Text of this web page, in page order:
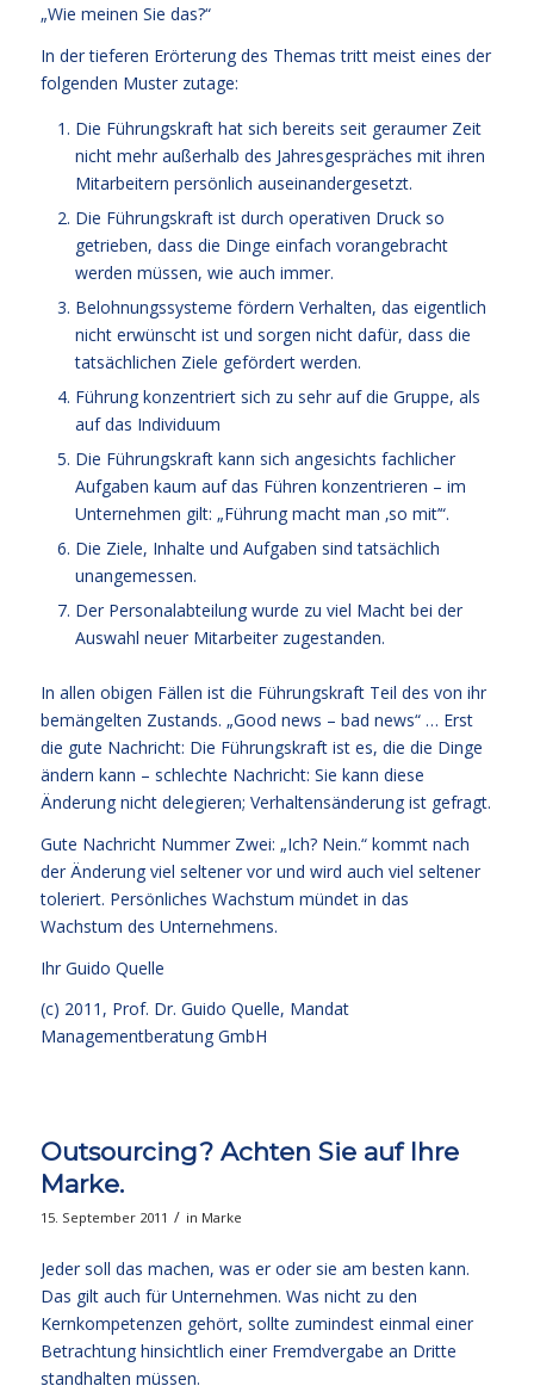
„Wie meinen Sie das?“
In der tieferen Erörterung des Themas tritt meist eines der
folgenden Muster zutage:
Die Führungskraft hat sich bereits seit geraumer Zeit
nicht mehr außerhalb des Jahresgespräches mit ihren
Mitarbeitern persönlich auseinandergesetzt.
Die Führungskraft ist durch operativen Druck so
getrieben, dass die Dinge einfach vorangebracht
werden müssen, wie auch immer.
Belohnungssysteme fördern Verhalten, das eigentlich
nicht erwünscht ist und sorgen nicht dafür, dass die
tatsächlichen Ziele gefördert werden.
Führung konzentriert sich zu sehr auf die Gruppe, als
auf das Individuum
Die Führungskraft kann sich angesichts fachlicher
Aufgaben kaum auf das Führen konzentrieren – im
Unternehmen gilt: „Führung macht man ‚so mit’“.
Die Ziele, Inhalte und Aufgaben sind tatsächlich
unangemessen.
Der Personalabteilung wurde zu viel Macht bei der
Auswahl neuer Mitarbeiter zugestanden.
In allen obigen Fällen ist die Führungskraft Teil des von ihr
bemängelten Zustands. „Good news – bad news“ … Erst
die gute Nachricht: Die Führungskraft ist es, die die Dinge
ändern kann – schlechte Nachricht: Sie kann diese
Änderung nicht delegieren; Verhaltensänderung ist gefragt.
Gute Nachricht Nummer Zwei: „Ich? Nein.“ kommt nach
der Änderung viel seltener vor und wird auch viel seltener
toleriert. Persönliches Wachstum mündet in das
Wachstum des Unternehmens.
Ihr Guido Quelle
(c) 2011, Prof. Dr. Guido Quelle, Mandat
Managementberatung GmbH
Outsourcing? Achten Sie auf Ihre
Marke.
15. September 2011 / in Marke
Jeder soll das machen, was er oder sie am besten kann.
Das gilt auch für Unternehmen. Was nicht zu den
Kernkompetenzen gehört, sollte zumindest einmal einer
Betrachtung hinsichtlich einer Fremdvergabe an Dritte
standhalten müssen.